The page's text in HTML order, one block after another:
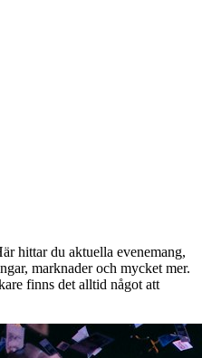
hittar du aktuella evenemang,
marknader och mycket mer.
finns det alltid något att